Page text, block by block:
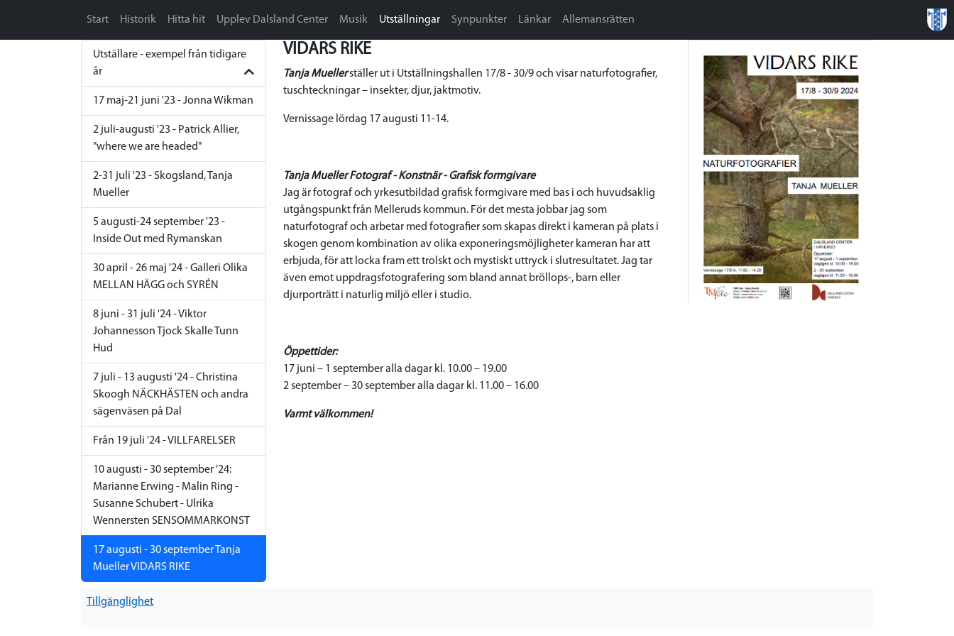
Start Historik Hitta hit Upplev Dalsland Center Musik Utställningar Synpunkter Länkar Allemansrätten
Utställare - exempel från tidigare
år
17 maj-21 juni '23 - Jonna Wikman
2 juli-augusti '23 - Patrick Allier,
"where we are headed"
2-31 juli '23 - Skogsland, Tanja
Mueller
5 augusti-24 september '23 -
Inside Out med Rymanskan
30 april - 26 maj '24 - Galleri Olika
MELLAN HÄGG och SYRÉN
8 juni - 31 juli '24 - Viktor
Johannesson Tjock Skalle Tunn
Hud
7 juli - 13 augusti '24 - Christina
Skoogh NÄCKHÄSTEN och andra
sägenväsen på Dal
Från 19 juli '24 - VILLFARELSER
10 augusti - 30 september '24:
Marianne Erwing - Malin Ring -
Susanne Schubert - Ulrika
Wennersten SENSOMMARKONST
17 augusti - 30 september Tanja
Mueller VIDARS RIKE
VIDARS RIKE
Tanja Muellerställer ut i Utställningshallen 17/8 - 30/9 och visar naturfotografier,
tuschteckningar – insekter, djur, jaktmotiv.
Vernissage lördag 17 augusti 11-14.
Tanja Mueller Fotograf - Konstnär - Grafisk formgivare
Jag är fotograf och yrkesutbildad grafisk formgivare med bas i och huvudsaklig
utgångspunkt från Melleruds kommun. För det mesta jobbar jag som
naturfotograf och arbetar med fotografier som skapas direkt i kameran på plats i
skogen genom kombination av olika exponeringsmöjligheter kameran har att
erbjuda, för att locka fram ett trolskt och mystiskt uttryck i slutresultatet. Jag tar
även emot uppdragsfotografering som bland annat bröllops-, barn eller
djurporträtt i naturlig miljö eller i studio.
Öppettider:
17 juni – 1 september alla dagar kl. 10.00 – 19.00
2 september – 30 september alla dagar kl. 11.00 – 16.00
Varmt välkommen!
Tillgänglighet